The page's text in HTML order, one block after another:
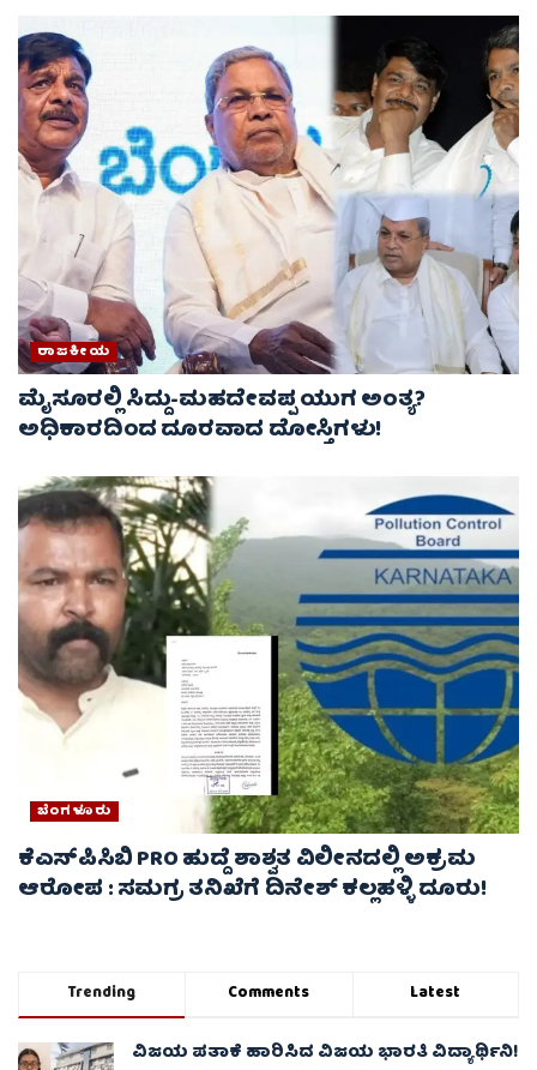
ರಾಜಕೀಯ
ಮೈಸೂರಲ್ಲಿ ಸಿದ್ದು-ಮಹದೇವಪ್ಪ ಯುಗ ಅಂತ್ಯ?
ಅಧಿಕಾರದಿಂದ ದೂರವಾದ ದೋಸ್ತಿಗಳು!
ಬೆಂಗಳೂರು
ಕೆಎಸ್‌ಪಿಸಿಬಿ PRO ಹುದ್ದೆ ಶಾಶ್ವತ ವಿಲೀನದಲ್ಲಿ ಅಕ್ರಮ
ಆರೋಪ : ಸಮಗ್ರ ತನಿಖೆಗೆ ದಿನೇಶ್ ಕಲ್ಲಹಳ್ಳಿ ದೂರು!
Trending Comments Latest
ವಿಜಯ ಪತಾಕೆ ಹಾರಿಸಿದ ವಿಜಯ ಭಾರತಿ ವಿದ್ಯಾರ್ಥಿನಿ!